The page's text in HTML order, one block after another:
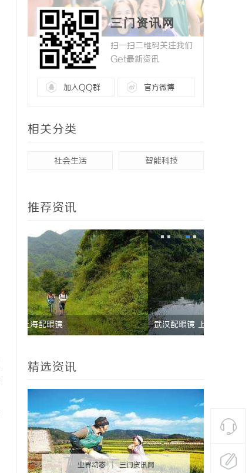
三门资讯网
扫一扫二维码关注我们
Get最新资讯
加入QQ群 官方微博
相关分类
社会生活 智能科技
推荐资讯
武汉配眼镜 上海配眼镜
精选资讯
业界动态 | 三门资讯网